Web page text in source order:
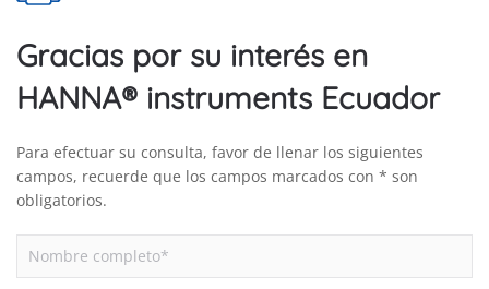
(3.3
para
cantidad
Gracias por su interés en
HANNA® instruments Ecuador
Para efectuar su consulta, favor de llenar los siguientes
campos, recuerde que los campos marcados con * son
obligatorios.